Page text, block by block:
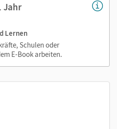
Dokumenten,
Jahr
Lernen
Schulen oder
E-Book arbeiten.